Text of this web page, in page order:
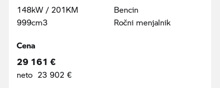
148kW / 201KM
999cm3
Bencin
Ročni menjalnik
Cena
29 161 €
neto 23 902 €